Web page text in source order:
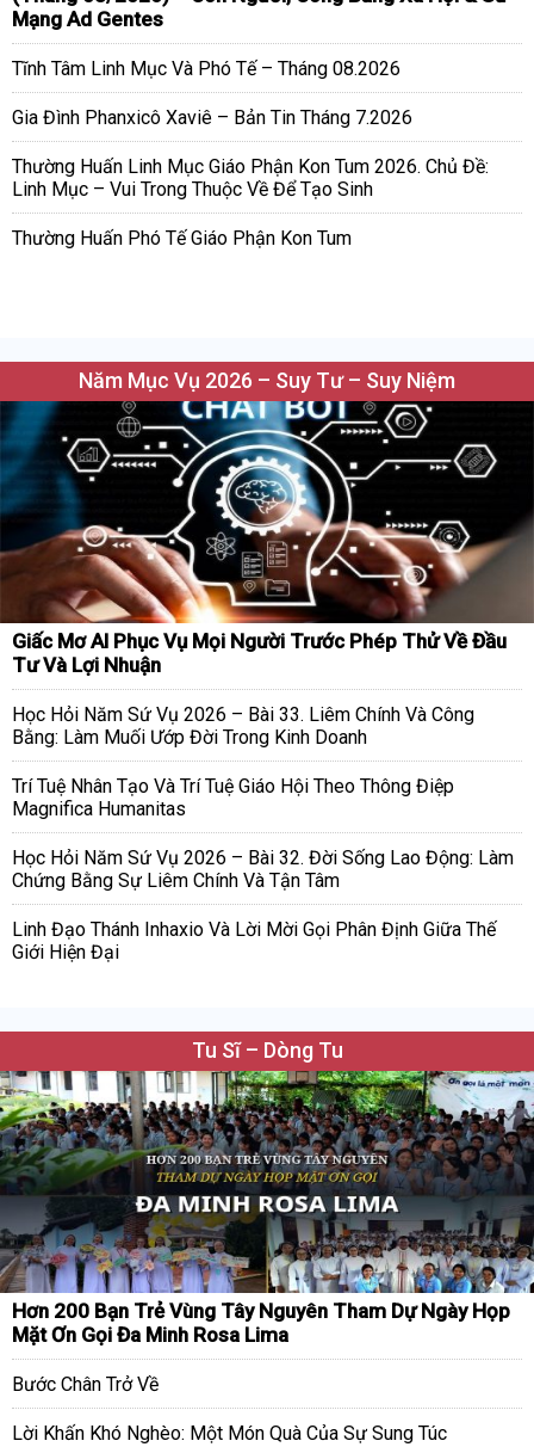
Mạng Ad Gentes
Tĩnh Tâm Linh Mục Và Phó Tế – Tháng 08.2026
Gia Đình Phanxicô Xaviê – Bản Tin Tháng 7.2026
Thường Huấn Linh Mục Giáo Phận Kon Tum 2026. Chủ Đề:
Linh Mục – Vui Trong Thuộc Về Để Tạo Sinh
Thường Huấn Phó Tế Giáo Phận Kon Tum
Năm Mục Vụ 2026 – Suy Tư – Suy Niệm
Giấc Mơ AI Phục Vụ Mọi Người Trước Phép Thử Về Đầu
Tư Và Lợi Nhuận
Học Hỏi Năm Sứ Vụ 2026 – Bài 33. Liêm Chính Và Công
Bằng: Làm Muối Ướp Đời Trong Kinh Doanh
Trí Tuệ Nhân Tạo Và Trí Tuệ Giáo Hội Theo Thông Điệp
Magnifica Humanitas
Học Hỏi Năm Sứ Vụ 2026 – Bài 32. Đời Sống Lao Động: Làm
Chứng Bằng Sự Liêm Chính Và Tận Tâm
Linh Đạo Thánh Inhaxio Và Lời Mời Gọi Phân Định Giữa Thế
Giới Hiện Đại
Tu Sĩ – Dòng Tu
Hơn 200 Bạn Trẻ Vùng Tây Nguyên Tham Dự Ngày Họp
Mặt Ơn Gọi Đa Minh Rosa Lima
Bước Chân Trở Về
Lời Khấn Khó Nghèo: Một Món Quà Của Sự Sung Túc